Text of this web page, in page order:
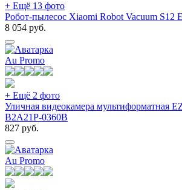
+ Ещё 13 фото
Робот-пылесос Xiaomi Robot Vacuum S12
8 054 руб.
Au Promo
+ Ещё 2 фото
Уличная видеокамера мультиформатная
B2A21P-0360B
827 руб.
Au Promo